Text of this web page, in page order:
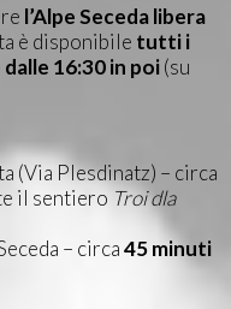
l’Alpe Seceda libera
è disponibile tutti i
16:30 in poi(su
(Via Plesdinatz) – circa
il sentiero Troi dla
– circa45 minuti